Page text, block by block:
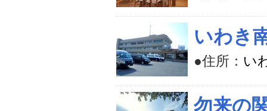
いわき
●住所： い
勿来の